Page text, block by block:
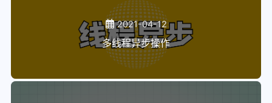
2021-04-12
多线程异步操作